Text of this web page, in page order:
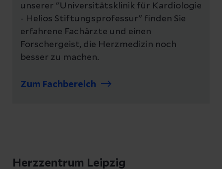
unserer "Universitätsklinik für Kardiologie
- Helios Stiftungsprofessur" finden Sie
erfahrene Fachärzte und einen
Forschergeist, die Herzmedizin noch
besser zu machen.
Zum Fachbereich
Herzzentrum Leipzig